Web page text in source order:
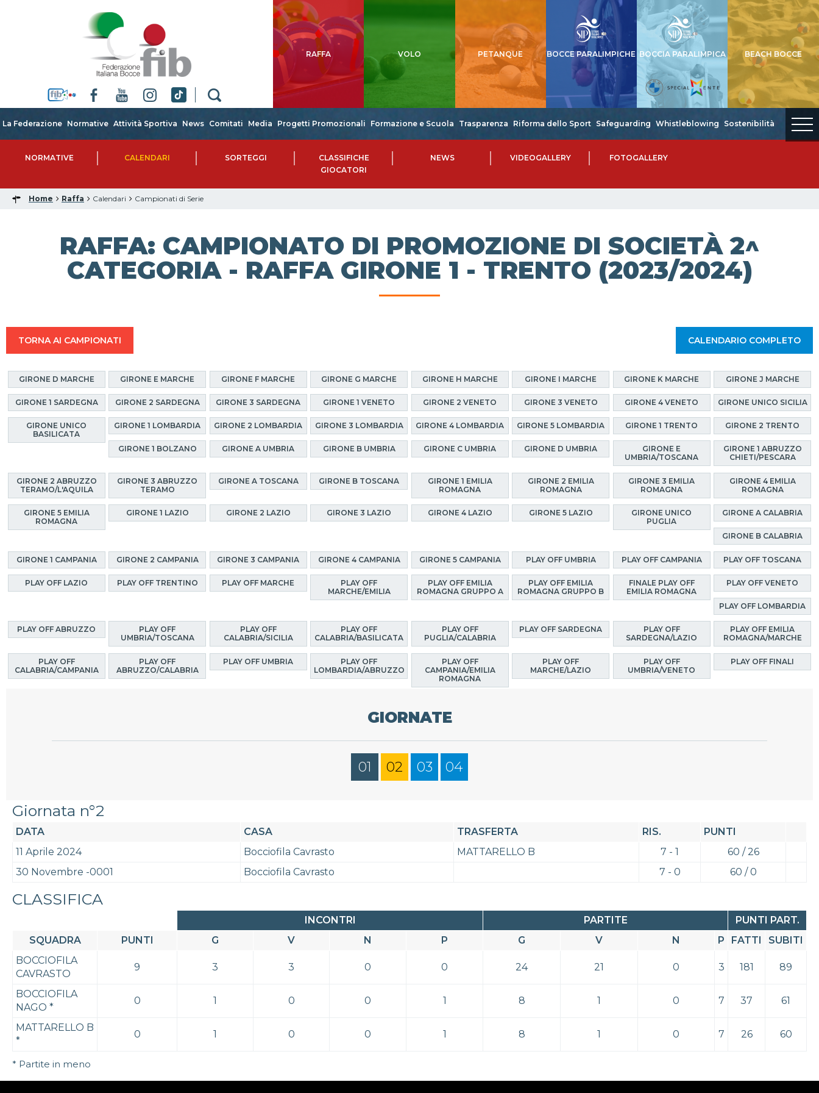
RAFFA VOLO PETANQUE BOCCE PARALIMPICHE BOCCIA PARALIMPICA BEACH BOCCE
La Federazione Normative Attività Sportiva News Comitati Media Progetti Promozionali Formazione e Scuola Trasparenza Riforma dello Sport Safeguarding Whistleblowing Sostenibilità
NORMATIVE CALENDARI SORTEGGI
CLASSIFICHE
GIOCATORI
NEWS VIDEOGALLERY FOTOGALLERY
Home Raffa Calendari Campionati di Serie
RAFFA: CAMPIONATO DI PROMOZIONE DI SOCIETÀ 2^
CATEGORIA - RAFFA GIRONE 1 - TRENTO (2023/2024)
TORNA AI CAMPIONATI CALENDARIO COMPLETO
GIRONE D MARCHE GIRONE E MARCHE GIRONE F MARCHE GIRONE G MARCHE GIRONE H MARCHE GIRONE I MARCHE GIRONE K MARCHE GIRONE J MARCHE
GIRONE 1 SARDEGNA GIRONE 2 SARDEGNA GIRONE 3 SARDEGNA GIRONE 1 VENETO GIRONE 2 VENETO GIRONE 3 VENETO GIRONE 4 VENETO GIRONE UNICO SICILIA
GIRONE UNICO
BASILICATA
GIRONE 1 LOMBARDIA GIRONE 2 LOMBARDIA GIRONE 3 LOMBARDIA GIRONE 4 LOMBARDIA GIRONE 5 LOMBARDIA GIRONE 1 TRENTO GIRONE 2 TRENTO
GIRONE 1 BOLZANO GIRONE A UMBRIA GIRONE B UMBRIA GIRONE C UMBRIA GIRONE D UMBRIA
GIRONE E
UMBRIA/TOSCANA
GIRONE 1 ABRUZZO
CHIETI/PESCARA
GIRONE 2 ABRUZZO
TERAMO/L'AQUILA
GIRONE 3 ABRUZZO
TERAMO
GIRONE A TOSCANA GIRONE B TOSCANA
GIRONE 1 EMILIA
ROMAGNA
GIRONE 2 EMILIA
ROMAGNA
GIRONE 3 EMILIA
ROMAGNA
GIRONE 4 EMILIA
ROMAGNA
GIRONE 5 EMILIA
ROMAGNA
GIRONE 1 LAZIO GIRONE 2 LAZIO GIRONE 3 LAZIO GIRONE 4 LAZIO GIRONE 5 LAZIO
GIRONE UNICO
PUGLIA
GIRONE A CALABRIA
GIRONE B CALABRIA
GIRONE 1 CAMPANIA GIRONE 2 CAMPANIA GIRONE 3 CAMPANIA GIRONE 4 CAMPANIA GIRONE 5 CAMPANIA PLAY OFF UMBRIA PLAY OFF CAMPANIA PLAY OFF TOSCANA
PLAY OFF LAZIO PLAY OFF TRENTINO PLAY OFF MARCHE
PLAY OFF
MARCHE/EMILIA
PLAY OFF EMILIA
ROMAGNA GRUPPO A
PLAY OFF EMILIA
ROMAGNA GRUPPO B
FINALE PLAY OFF
EMILIA ROMAGNA
PLAY OFF VENETO
PLAY OFF LOMBARDIA
PLAY OFF ABRUZZO
PLAY OFF
UMBRIA/TOSCANA
PLAY OFF
CALABRIA/SICILIA
PLAY OFF
CALABRIA/BASILICATA
PLAY OFF
PUGLIA/CALABRIA
PLAY OFF SARDEGNA
PLAY OFF
SARDEGNA/LAZIO
PLAY OFF EMILIA
ROMAGNA/MARCHE
PLAY OFF
CALABRIA/CAMPANIA
PLAY OFF
ABRUZZO/CALABRIA
PLAY OFF UMBRIA
PLAY OFF
LOMBARDIA/ABRUZZO
PLAY OFF
CAMPANIA/EMILIA
ROMAGNA
PLAY OFF
MARCHE/LAZIO
PLAY OFF
UMBRIA/VENETO
PLAY OFF FINALI
GIORNATE
01 02 03 04
Giornata n°2
DATA CASA TRASFERTA RIS.
PUNTI
11 Aprile 2024
Bocciofila Cavrasto MATTARELLO B 7 - 1
60 / 26
30 Novembre -0001
Bocciofila Cavrasto 7 - 0 60 / 0
CLASSIFICA
INCONTRI PARTITE
PUNTI PART.
SQUADRA
PUNTI G V N P G V N P FATTI
SUBITI
BOCCIOFILA
CAVRASTO
9 3 3 0 0 24 21 0 3 181 89
BOCCIOFILA
NAGO *
0 1 0 0 1 8 1 0 7 37 61
MATTARELLO B
*
0 1 0 0 1 8 1 0 7 26 60
* Partite in meno